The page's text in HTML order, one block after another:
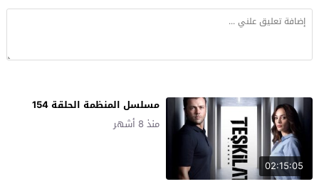
02:15:05
مسلسل المنظمة الحلقة 154
منذ 8 أشهر